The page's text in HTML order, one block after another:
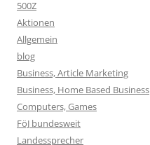
500Z
Aktionen
Allgemein
blog
Business, Article Marketing
Business, Home Based Business
Computers, Games
FöJ bundesweit
Landessprecher